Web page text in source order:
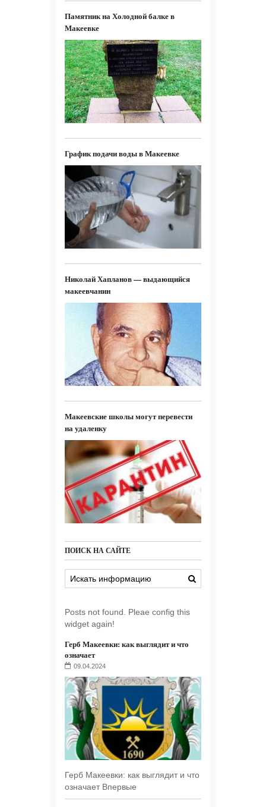
Памятник на Холодной балке в
Макеевке
График подачи воды в Макеевке
Николай Хапланов — выдающийся
макеевчанин
Макеевские школы могут перевести
на удаленку
ПОИСК НА САЙТЕ
Posts not found. Pleae config this
widget again!
Герб Макеевки: как выглядит и что
означает
09.04.2024
Герб Макеевки: как выглядит и что
означает Впервые